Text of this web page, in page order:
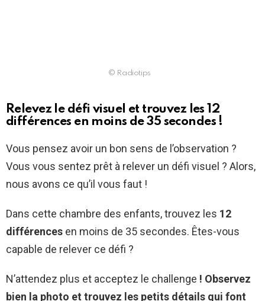
© Radiotips
Relevez le défi visuel et trouvez les 12
différences en moins de 35 secondes !
Vous pensez avoir un bon sens de l’observation ?
Vous vous sentez prêt à relever un défi visuel ? Alors,
nous avons ce qu’il vous faut !
Dans cette chambre des enfants, trouvez les 12
différences en moins de 35 secondes. Êtes-vous
capable de relever ce défi ?
N’attendez plus et acceptez le challenge ! Observez
bien la photo et trouvez les petits détails qui font